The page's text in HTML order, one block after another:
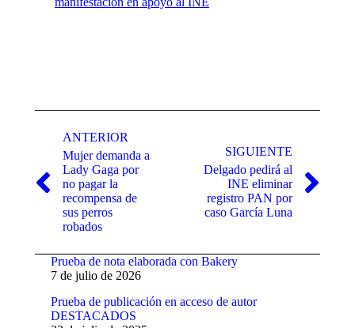
entre
publicaciones
ANTERIOR
Publicación
anterior:
Mujer demanda a
Lady Gaga por
no pagar la
recompensa de
sus perros
robados
SIGUIENTE
Publicación
siguiente:
Delgado pedirá al
INE eliminar
registro PAN por
caso García Luna
Prueba de nota elaborada con Bakery
7 de julio de 2026
Prueba de publicación en acceso de autor
DESTACADOS